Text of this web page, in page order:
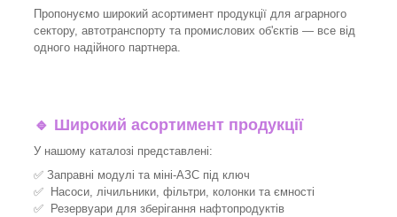
Пропонуємо широкий асортимент продукції для аграрного
сектору, автотранспорту та промислових об'єктів — все від
одного надійного партнера.
🔹 Широкий асортимент продукції
У нашому каталозі представлені:
✅ Заправні модулі та міні-АЗС під ключ
✅ Насоси, лічильники, фільтри, колонки та ємності
✅ Резервуари для зберігання нафтопродуктів